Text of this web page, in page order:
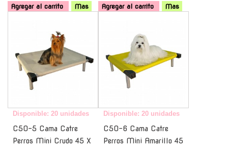
Agregar al carrito Mas Agregar al carrito
Mas
Disponible: 20 unidades
C50-5 Cama Catre
Perros Mini Crudo 45 X
Disponible: 20 unidades
C50-6 Cama Catre
Perros Mini Amarillo 45